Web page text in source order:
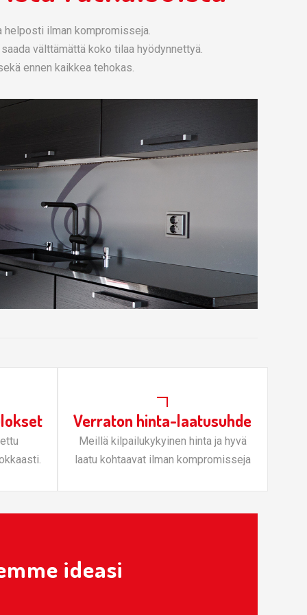
helposti ilman kompromisseja.
välttämättä koko tilaa hyödynnettyä.
ennen kaikkea tehokas.
Verraton hinta-laatusuhde
Meillä kilpailukykyinen hinta ja hyvä
laatu kohtaavat ilman kompromisseja
ideasi